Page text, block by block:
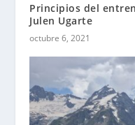
Principios del
Julen Ugarte
octubre 6, 2021